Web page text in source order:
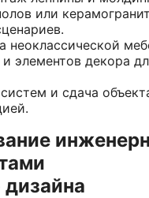
или
неоклассической
элементов декора
и сдача
дизайна